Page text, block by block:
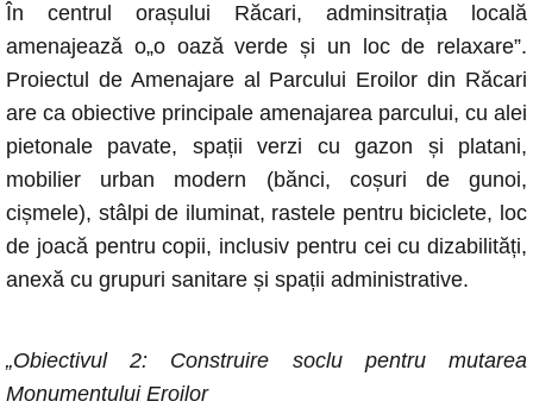
c
e
b
o
o
k
at
s
A
p
p
ss
e
n
g
er
p
y
Li
n
k
ail
În centrul orașului Răcari, adminsitrația locală
amenajează o„o oază verde și un loc de relaxare”.
Proiectul de Amenajare al Parcului Eroilor din Răcari
are ca obiective principale amenajarea parcului, cu alei
pietonale pavate, spații verzi cu gazon și platani,
mobilier urban modern (bănci, coșuri de gunoi,
cișmele), stâlpi de iluminat, rastele pentru biciclete, loc
de joacă pentru copii, inclusiv pentru cei cu dizabilități,
anexă cu grupuri sanitare și spații administrative.
„Obiectivul 2: Construire soclu pentru mutarea
Monumentului Eroilor